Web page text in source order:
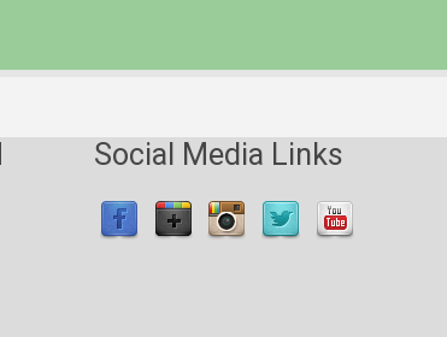
Social Media Links